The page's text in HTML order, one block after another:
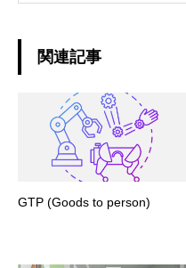
関連記事
GTP (Goods to person)